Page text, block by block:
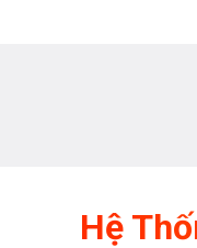
Hệ